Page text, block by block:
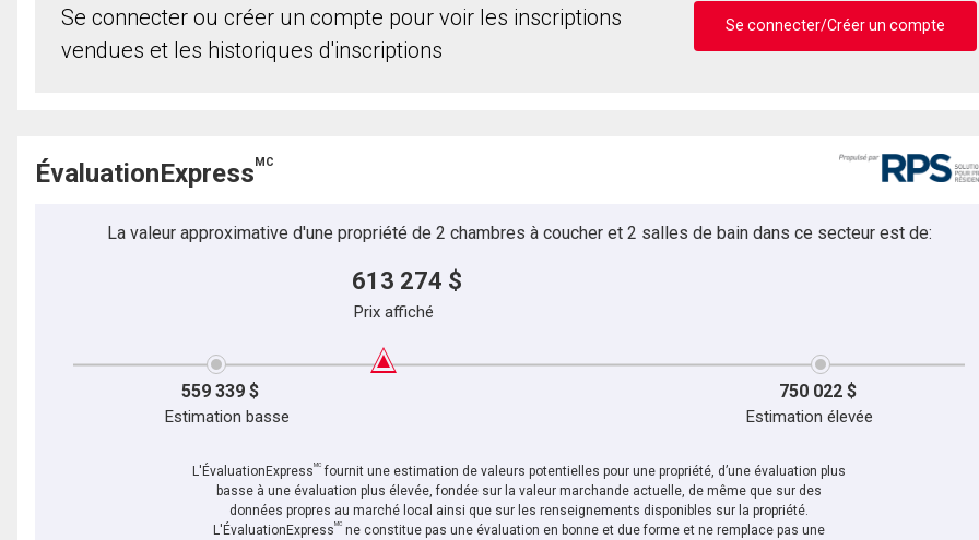
Se connecter ou créer un compte pour voir les inscriptions
vendues et les historiques d'inscriptions
Se connecter/Créer un compte
ÉvaluationExpress MC
La valeur approximative d'une propriété de 2 chambres à coucher et 2 salles de bain dans ce secteur est de:
613 274 $
Prix affiché
559 339 $ 750 022 $
Estimation basse Estimation élevée
L'ÉvaluationExpressMC fournit une estimation de valeurs potentielles pour une propriété, d’une évaluation plus
basse à une évaluation plus élevée, fondée sur la valeur marchande actuelle, de même que sur des
données propres au marché local ainsi que sur les renseignements disponibles sur la propriété.
L'ÉvaluationExpressMC ne constitue pas une évaluation en bonne et due forme et ne remplace pas une